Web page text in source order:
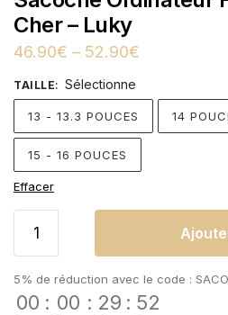
Cher – Luky
46.90€ – 52.90€
TAILLE: Sélectionne
13 - 13.3 POUCES 14
15 - 16 POUCES
Effacer
5% de réduction avec le code :
00 : 00 : 29 : 51